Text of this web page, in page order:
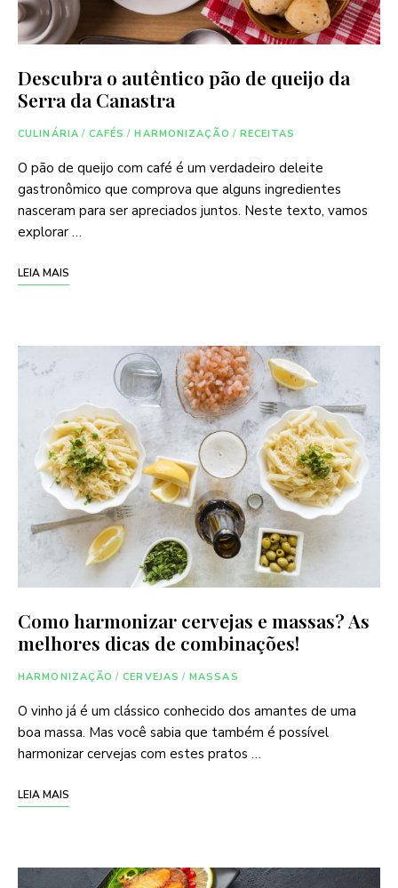
Descubra o autêntico pão de queijo da
Serra da Canastra
CULINÁRIA / CAFÉS / HARMONIZAÇÃO / RECEITAS
O pão de queijo com café é um verdadeiro deleite
gastronômico que comprova que alguns ingredientes
nasceram para ser apreciados juntos. Neste texto, vamos
explorar …
LEIA MAIS
Como harmonizar cervejas e massas? As
melhores dicas de combinações!
HARMONIZAÇÃO / CERVEJAS / MASSAS
O vinho já é um clássico conhecido dos amantes de uma
boa massa. Mas você sabia que também é possível
harmonizar cervejas com estes pratos …
LEIA MAIS